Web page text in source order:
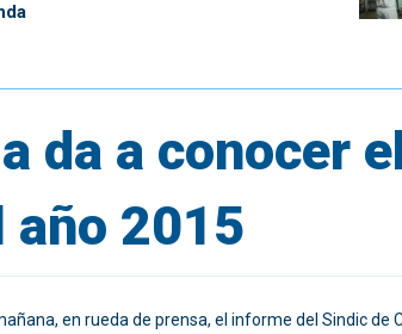
da a conocer
año 2015
en rueda de prensa, el informe del Sindic de